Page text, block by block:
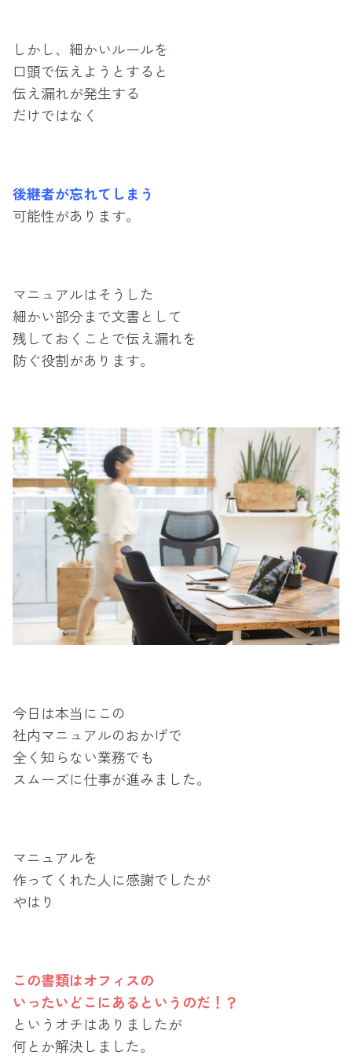
しかし、細かいルールを
口頭で伝えようとすると
伝え漏れが発生する
だけではなく
後継者が忘れてしまう
可能性があります。
マニュアルはそうした
細かい部分まで文書として
残しておくことで伝え漏れを
防ぐ役割があります。
今日は本当にこの
社内マニュアルのおかげで
全く知らない業務でも
スムーズに仕事が進みました。
マニュアルを
作ってくれた人に感謝でしたが
やはり
この書類はオフィスの
いったいどこにあるというのだ！？
というオチはありましたが
何とか解決しました。